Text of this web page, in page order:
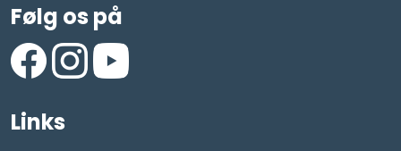
Følg os på
Links